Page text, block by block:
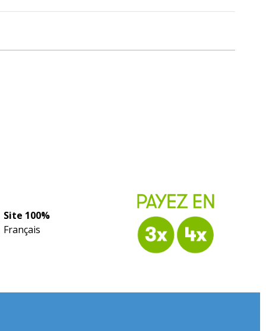
Site 100%
Français